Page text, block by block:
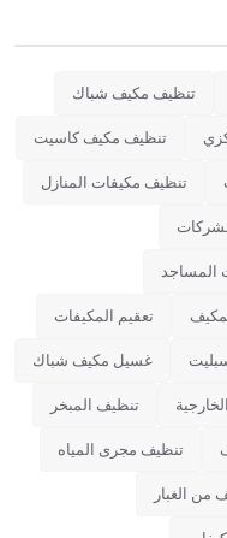
تنظيف مكيف شباك
تنظيف مكيف كاسيت
تنظيف مكيفات المنازل
المساجد
تعقيم المكيفات
غسيل مكيف شباك
تنظيف المبخر
تنظيف مجرى المياه
من الغبار